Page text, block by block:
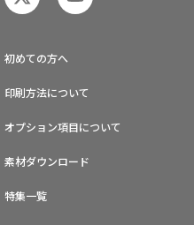
初めての方へ
印刷方法について
オプション項目について
素材ダウンロード
特集一覧